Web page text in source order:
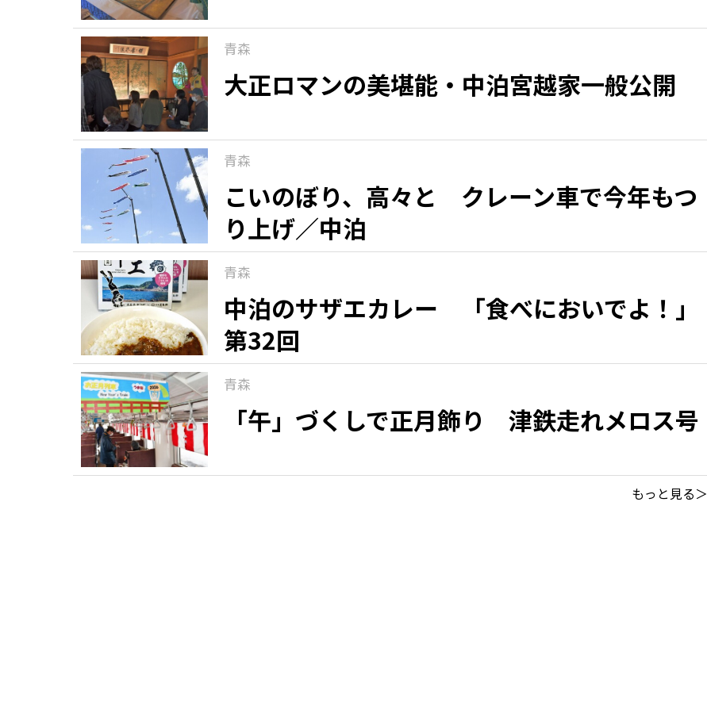
青森
大正ロマンの美堪能・中泊宮越家一般公開
青森
こいのぼり、高々と クレーン車で今年もつ
り上げ／中泊
青森
中泊のサザエカレー 「食べにおいでよ！」
第32回
青森
「午」づくしで正月飾り 津鉄走れメロス号
もっと見る＞